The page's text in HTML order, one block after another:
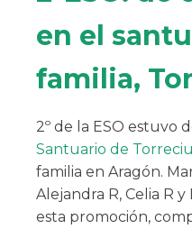
en el
familia,
2º de la ESO estuvo
Santuario de
familia en Aragón.
Alejandra R, Celia R
esta promoción,